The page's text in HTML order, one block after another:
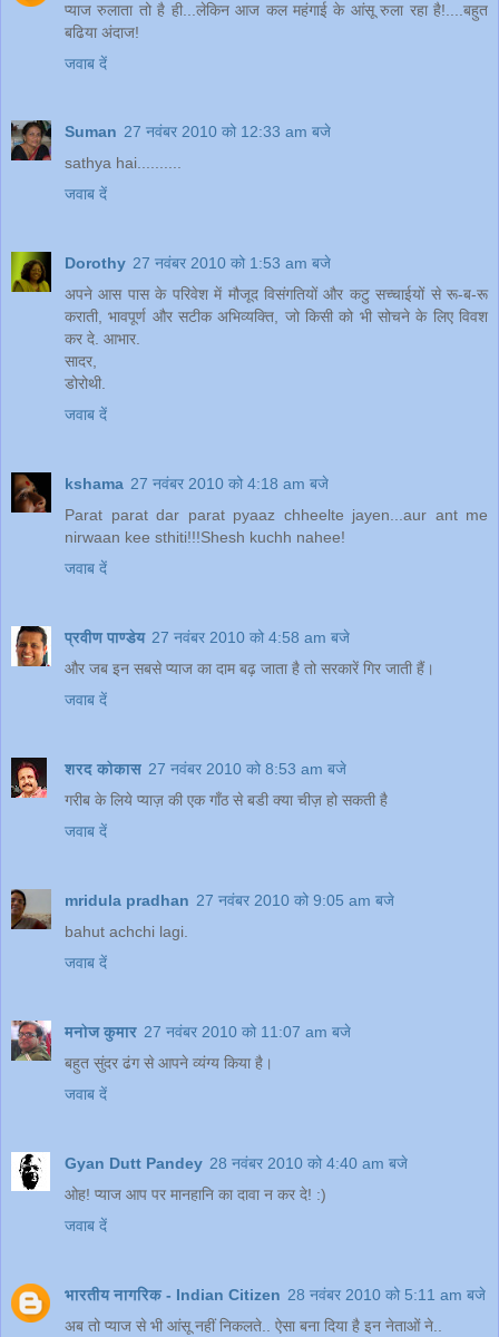
प्याज रुलाता तो है ही...लेकिन आज कल महंगाई के आंसू रुला रहा है!....बहुत
बढिया अंदाज!
जवाब दें
Suman 27 नवंबर 2010 को 12:33 am बजे
sathya hai..........
जवाब दें
Dorothy 27 नवंबर 2010 को 1:53 am बजे
अपने आस पास के परिवेश में मौजूद विसंगतियों और कटु सच्चाईयों से रू-ब-रू
कराती, भावपूर्ण और सटीक अभिव्यक्ति, जो किसी को भी सोचने के लिए विवश
कर दे. आभार.
सादर,
डोरोथी.
जवाब दें
kshama 27 नवंबर 2010 को 4:18 am बजे
Parat parat dar parat pyaaz chheelte jayen...aur ant me
nirwaan kee sthiti!!!Shesh kuchh nahee!
जवाब दें
प्रवीण पाण्डेय 27 नवंबर 2010 को 4:58 am बजे
और जब इन सबसे प्याज का दाम बढ़ जाता है तो सरकारें गिर जाती हैं।
जवाब दें
शरद कोकास 27 नवंबर 2010 को 8:53 am बजे
गरीब के लिये प्याज़ की एक गाँठ से बडी क्या चीज़ हो सकती है
जवाब दें
mridula pradhan 27 नवंबर 2010 को 9:05 am बजे
bahut achchi lagi.
जवाब दें
मनोज कुमार 27 नवंबर 2010 को 11:07 am बजे
बहुत सुंदर ढंग से आपने व्यंग्य किया है।
जवाब दें
Gyan Dutt Pandey 28 नवंबर 2010 को 4:40 am बजे
ओह! प्याज आप पर मानहानि का दावा न कर दे! :)
जवाब दें
भारतीय नागरिक - Indian Citizen 28 नवंबर 2010 को 5:11 am बजे
अब तो प्याज से भी आंसू नहीं निकलते.. ऐसा बना दिया है इन नेताओं ने..